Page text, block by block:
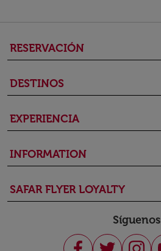
RESERVACIÓN
DESTINOS
EXPERIENCIA
INFORMATION
SAFAR FLYER LOYALTY
Síguenos